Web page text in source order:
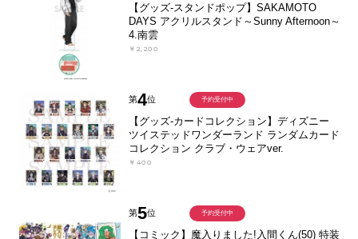
【グッズ-スタンドポップ】SAKAMOTO
DAYS アクリルスタンド～Sunny Afternoon～
4.南雲
￥2,200
第4位
【グッズ-カードコレクション】ディズニー
ツイステッドワンダーランド ランダムカード
コレクション クラブ・ウェアver.
￥400
予約受付中
第5位
【コミック】魔入りました!入間くん(50) 特装
予約受付中